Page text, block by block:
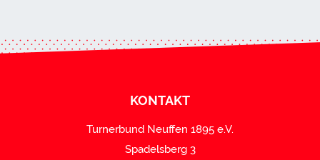
KONTAKT
Turnerbund Neuffen 1895 e.V.
Spadelsberg 3